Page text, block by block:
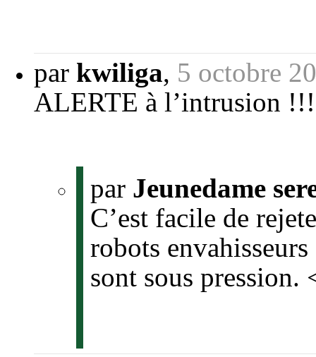
par kwiliga, 5 octobre
ALERTE à l’intrusion
par Jeunedame
C’est facile de
robots
sont sous pression.